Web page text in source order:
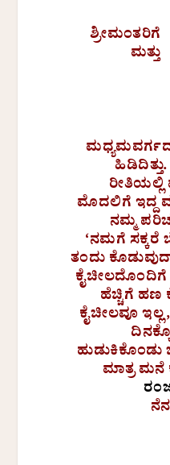
ಶ್ರೀಮಂತರಿಗೆ
ಮತ್ತು
ರೀತಿಯಲ್ಲಿ
ಮೊದಲಿಗೆ ಇದ್ದ
ನಮ್ಮ
‘ನಮಗೆ ಸಕ್ಕರೆ
ತಂದು
ಹೆಚ್ಚಿಗೆ ಹಣ
ಕೈಚೀಲವೂ
ಹುಡುಕಿಕೊಂಡು
ಮಾತ್ರ ಮನೆ